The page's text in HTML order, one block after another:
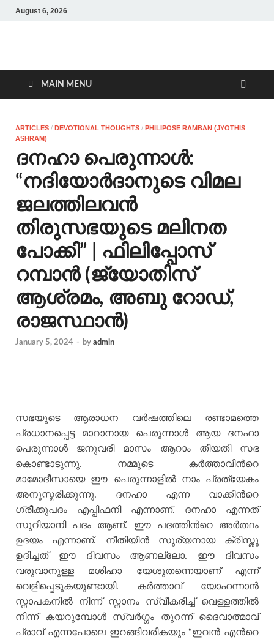
August 6, 2026
Malankara Orthodox
TVMAIN MENU
ARTICLES / DEVOTIONAL THOUGHTS / PHILIPOSE RAMBAN (JYOTHIS
ASHRAM)
ദനഹാ പെരുന്നാള്‍:
“നദിയോര്‍ദാനുടെ വിമല
ജലത്തിലവന്‍
തിരുസഭയുടെ മലിനത
പോക്കി” | ഫിലിപ്പോസ്
റമ്പാന്‍ (ജ്യോതിസ്
ആശ്രമം, അബു റോഡ്,
രാജസ്ഥാന്‍)
January 5, 2024 - by admin
സഭയുടെ ആരാധന വര്‍ഷത്തിലെ രണ്ടാമത്തെ
പ്രധാനപ്പെട്ട മാറാനായ പെരുന്നാള്‍ ആയ ദനഹാ
പെരുന്നാള്‍ ജനുവരി മാസം ആറാം തീയതി സഭ
കൊണ്ടാടുന്നു. നമ്മുടെ കര്‍ത്താവിന്‍റെ
മാമോദീസായെ ഈ പെരുന്നാളില്‍ നാം പ്രത്യേകം
അനുസ്മരിക്കുന്നു. ദനഹാ എന്ന വാക്കിന്‍റെ
ഗ്രീക്കുപദം എപ്പിഫനി എന്നാണ്. ദനഹാ എന്നത്
സുറിയാനി പദം ആണ്. ഈ പദത്തിന്‍റെ അര്‍ത്ഥം
ഉദയം എന്നാണ്. നീതിയിന്‍ സൂര്യനായ ക്രിസ്തു
ഉദിച്ചത് ഈ ദിവസം ആണല്ലോ. ഈ ദിവസം
വരുവാനുള്ള മശിഹാ യേശുതന്നെയാണ് എന്ന്
വെളിപ്പെടുകയുണ്ടായി. കര്‍ത്താവ് യോഹന്നാന്‍
സ്നാപകനില്‍ നിന്ന് സ്നാനം സ്വീകരിച്ച് വെള്ളത്തില്‍
നിന്ന് കയറുമ്പോള്‍ സ്വര്‍ഗ്ഗം തുറന്ന് ദൈവാത്മാവ്
പ്രാവ് എന്നപോലെ ഇറങ്ങിവരികയും “ഇവന്‍ എന്‍റെ